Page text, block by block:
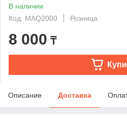
В наличии
Код: MAQ2000
Розница
8 000 ₸
Описание Доставка